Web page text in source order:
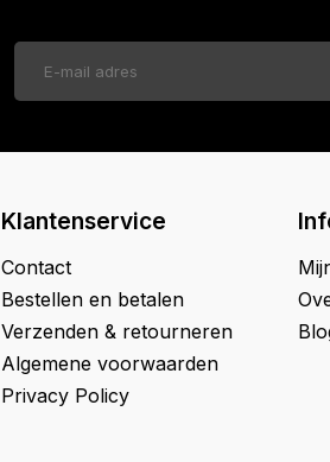
Klantenservice
Contact
Bestellen en betalen
Verzenden & retourneren
Algemene voorwaarden
Privacy Policy